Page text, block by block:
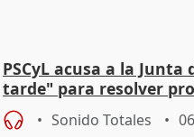
PSCyL acusa a la
tarde" para resolver
Sonido Totales